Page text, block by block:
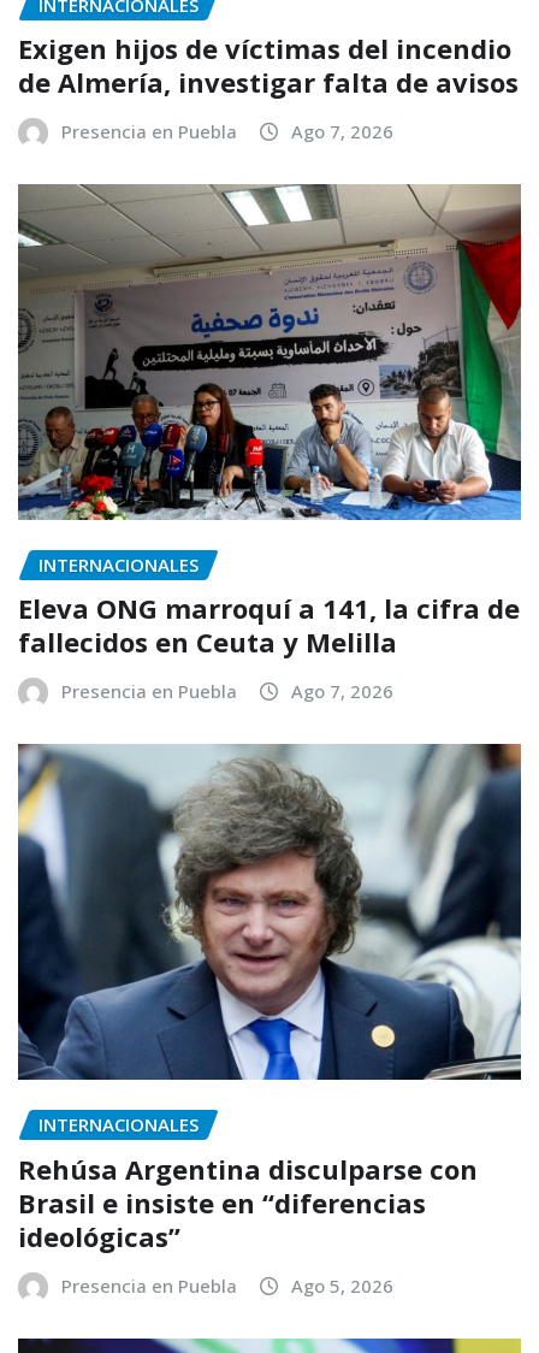
Exigen hijos de víctimas del incendio
de Almería, investigar falta de avisos
Presencia en Puebla Ago 7, 2026
INTERNACIONALES
Eleva ONG marroquí a 141, la cifra de
fallecidos en Ceuta y Melilla
Presencia en Puebla Ago 7, 2026
INTERNACIONALES
Rehúsa Argentina disculparse con
Brasil e insiste en “diferencias
ideológicas”
Presencia en Puebla Ago 5, 2026